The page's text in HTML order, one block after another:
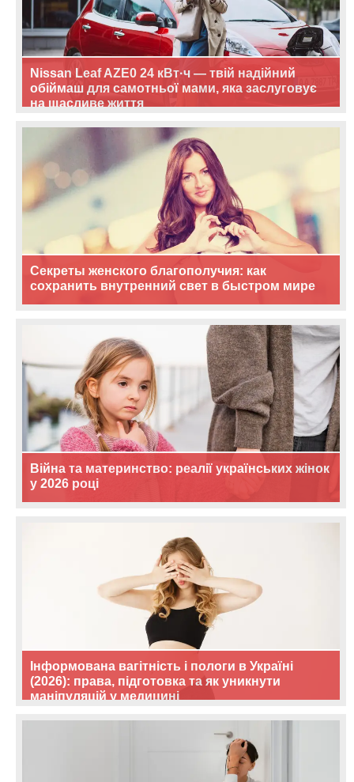
Nissan Leaf AZE0 24 кВт·ч — твій надійний
обіймаш для самотньої мами, яка заслуговує
на щасливе життя
Секреты женского благополучия: как
сохранить внутренний свет в быстром мире
Війна та материнство: реалії українських жінок
у 2026 році
Інформована вагітність і пологи в Україні
(2026): права, підготовка та як уникнути
маніпуляцій у медицині